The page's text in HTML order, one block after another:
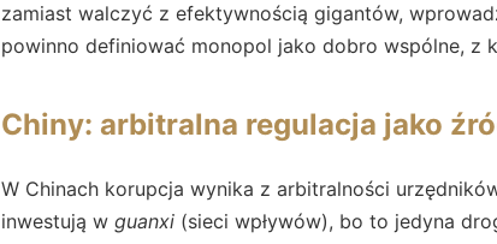
zamiast walczyć z efektywnością gigantów,
powinno definiować monopol jako dobro wspólne, z
Chiny: arbitralna regulacja jako
W Chinach korupcja wynika z arbitralności
inwestują w guanxi (sieci wpływów), bo to jedyna